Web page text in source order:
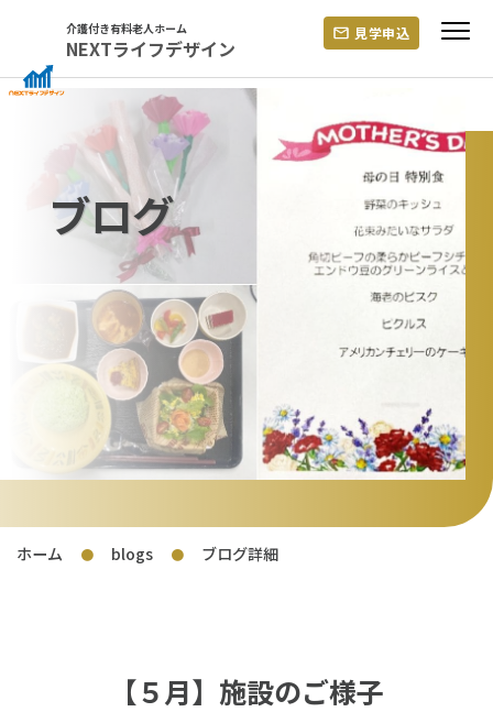
content
介護付き有料老人ホーム
NEXTライフデザイン
見学申込
ブログ
ホーム ● blogs ● ブログ詳細
【５月】施設のご様子